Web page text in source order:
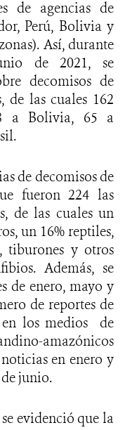
de agencias de
Perú, Bolivia y
Así, durante
de 2021, se
decomisos de
de las cuales 162
a Bolivia, 65 a
de decomisos de
fueron 224 las
de las cuales un
un 16% reptiles,
tiburones y otros
Además, se
de enero, mayo y
de reportes de
en los medios de
amazónicos
en enero y
junio.
evidenció que la